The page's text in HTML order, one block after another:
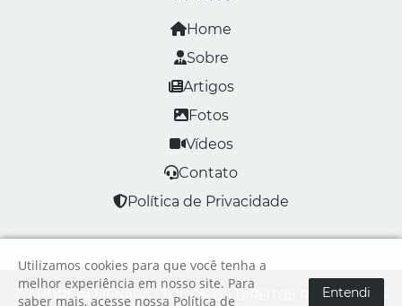
Home
Sobre
Artigos
Fotos
Vídeos
Contato
Política de Privacidade
© ANDRÉ ALMENARA | TODOS OS DIREITOS RESERVADOS
Utilizamos cookies para que você tenha a
melhor experiência em nosso site. Para
saber mais, acesse nossa Política de
Entendi